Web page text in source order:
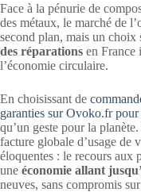
Face à la pénurie de
des métaux, le marché de
second plan, mais un choix
des réparations en France
l’économie circulaire.
En choisissant de
garanties sur Ovoko.fr
qu’un geste pour la
facture globale d’usage de
éloquentes : le recours aux
une économie allant
neuves, sans compromis